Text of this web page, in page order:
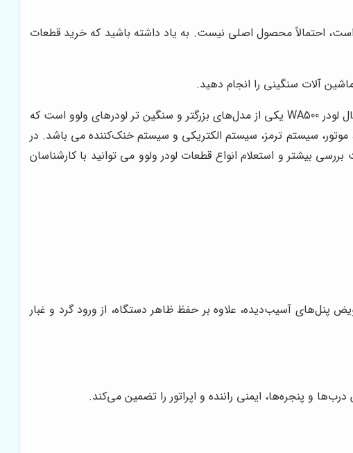
است، احتمالاً محصول اصلی نیست. به یاد داشته باشید که خرید قطعات
آلات سنگینی را انجام دهید.
بر اساس مدل ماشین و در عین حالت مشخصات فنی قطعۀ آسیب دیده بایستی خریداری شود. به عنوان مثال لودر WA500 یکی از مدل‌های بزرگتر و سنگین ‌تر لودرهای ولوو است که
سیستم ترمز، سیستم الکتریکی و سیستم خنک‌کننده می ‌باشد. در
بیشتر و استعلام انواع قطعات لودر ولوو می توانید با کارشناسان
پنل‌های آسیب‌دیده، علاوه بر حفظ ظاهر دستگاه، از ورود گرد و غبار
و پنجره‌ها، ایمنی راننده و اپراتور را تضمین می‌کند.